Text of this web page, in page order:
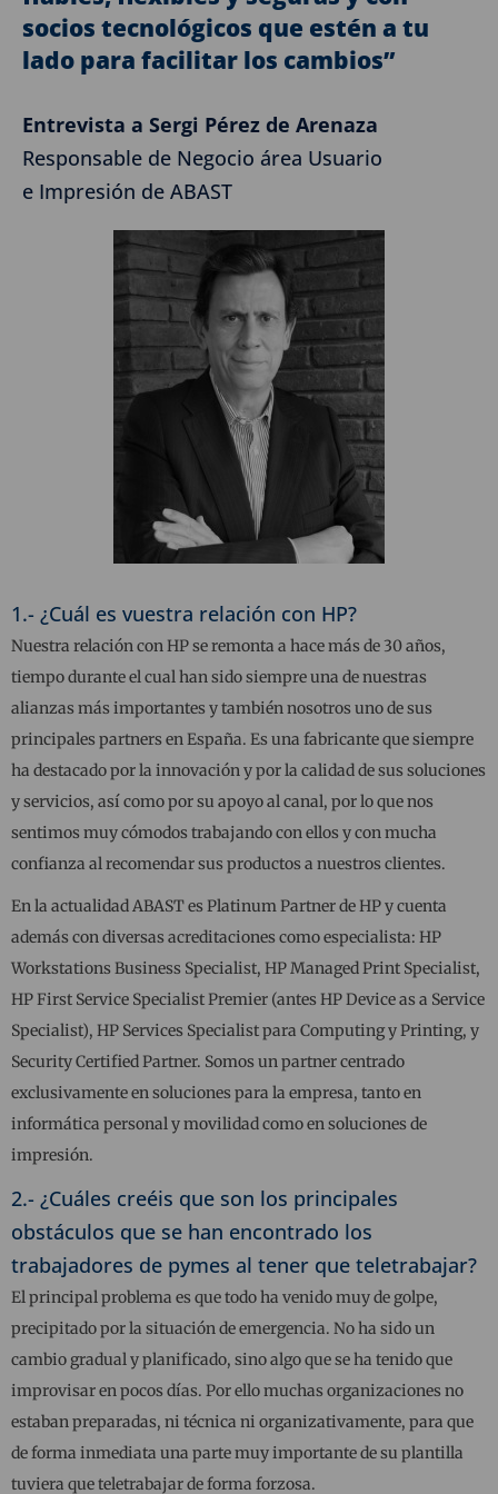
socios tecnológicos que estén a tu
lado para facilitar los cambios”
Entrevista a Sergi Pérez de Arenaza
Responsable de Negocio área Usuario
e Impresión de ABAST
1.- ¿Cuál es vuestra relación con HP?
Nuestra relación con HP se remonta a hace más de 30 años,
tiempo durante el cual han sido siempre una de nuestras
alianzas más importantes y también nosotros uno de sus
principales partners en España. Es una fabricante que siempre
ha destacado por la innovación y por la calidad de sus soluciones
y servicios, así como por su apoyo al canal, por lo que nos
sentimos muy cómodos trabajando con ellos y con mucha
confianza al recomendar sus productos a nuestros clientes.
En la actualidad ABAST es Platinum Partner de HP y cuenta
además con diversas acreditaciones como especialista: HP
Workstations Business Specialist, HP Managed Print Specialist,
HP First Service Specialist Premier (antes HP Device as a Service
Specialist), HP Services Specialist para Computing y Printing, y
Security Certified Partner. Somos un partner centrado
exclusivamente en soluciones para la empresa, tanto en
informática personal y movilidad como en soluciones de
impresión.
2.- ¿Cuáles creéis que son los principales
obstáculos que se han encontrado los
trabajadores de pymes al tener que teletrabajar?
El principal problema es que todo ha venido muy de golpe,
precipitado por la situación de emergencia. No ha sido un
cambio gradual y planificado, sino algo que se ha tenido que
improvisar en pocos días. Por ello muchas organizaciones no
estaban preparadas, ni técnica ni organizativamente, para que
de forma inmediata una parte muy importante de su plantilla
tuviera que teletrabajar de forma forzosa.